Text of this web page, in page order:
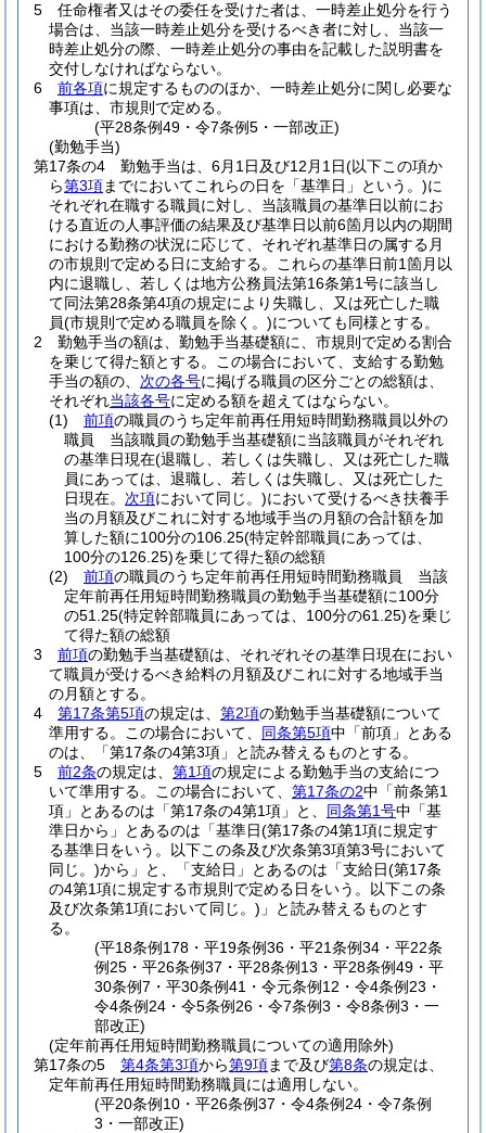
5
任命権者又はその委任を受けた者は、一時差止処分を行う
場合は、当該一時差止処分を受けるべき者に対し、当該一
時差止処分の際、一時差止処分の事由を記載した説明書を
交付しなければならない。
6
前各項に規定するもののほか、一時差止処分に関し必要な
事項は、市規則で定める。
(平28条例49・令7条例5・一部改正)
(勤勉手当)
第17条の4
勤勉手当は、6月1日及び12月1日(以下この項か
ら第3項までにおいてこれらの日を「基準日」という。)に
それぞれ在職する職員に対し、当該職員の基準日以前にお
ける直近の人事評価の結果及び基準日以前6箇月以内の期間
における勤務の状況に応じて、それぞれ基準日の属する月
の市規則で定める日に支給する。
これらの基準日前1箇月以
内に退職し、若しくは地方公務員法第16条第1号に該当し
て同法第28条第4項の規定により失職し、又は死亡した職
員(市規則で定める職員を除く。)についても同様とする。
2
勤勉手当の額は、勤勉手当基礎額に、市規則で定める割合
を乗じて得た額とする。
この場合において、支給する勤勉
手当の額の、 次の各号に掲げる職員の区分ごとの総額は、
それぞれ当該各号に定める額を超えてはならない。
(1)
前項の職員のうち定年前再任用短時間勤務職員以外の
職員 当該職員の勤勉手当基礎額に当該職員がそれぞれ
の基準日現在(退職し、若しくは失職し、又は死亡した職
員にあっては、退職し、若しくは失職し、又は死亡した
日現在。 次項において同じ。)において受けるべき扶養手
当の月額及びこれに対する地域手当の月額の合計額を加
算した額に100分の106.25(特定幹部職員にあっては、
100分の126.25)を乗じて得た額の総額
(2)
前項の職員のうち定年前再任用短時間勤務職員 当該
定年前再任用短時間勤務職員の勤勉手当基礎額に100分
の51.25(特定幹部職員にあっては、100分の61.25)を乗じ
て得た額の総額
3
前項の勤勉手当基礎額は、それぞれその基準日現在におい
て職員が受けるべき給料の月額及びこれに対する地域手当
の月額とする。
4
第17条第5項の規定は、 第2項の勤勉手当基礎額について
準用する。
この場合において、 同条第5項中「前項」とある
のは、「第17条の4第3項」と読み替えるものとする。
5
前2条の規定は、 第1項の規定による勤勉手当の支給につ
いて準用する。
この場合において、 第17条の2中「前条第1
項」とあるのは「第17条の4第1項」と、 同条第1号中「基
準日から」とあるのは「基準日(第17条の4第1項に規定す
る基準日をいう。以下この条及び次条第3項第3号において
同じ。)から」と、「支給日」とあるのは「支給日(第17条
の4第1項に規定する市規則で定める日をいう。以下この条
及び次条第1項において同じ。) 」と読み替えるものとす
る。
(平18条例178・平19条例36・平21条例34・平22条
例25・平26条例37・平28条例13・平28条例49・平
30条例7・平30条例41・令元条例12・令4条例23・
令4条例24・令5条例26・令7条例3・令8条例3・一
部改正)
(定年前再任用短時間勤務職員についての適用除外)
第17条の5
第4条第3項から第9項まで及び第8条の規定は、
定年前再任用短時間勤務職員には適用しない。
(平20条例10・平26条例37・令4条例24・令7条例
3・一部改正)